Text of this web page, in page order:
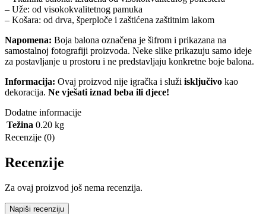
– Uže: od visokokvalitetnog pamuka
– Košara: od drva, šperploče i zaštićena zaštitnim lakom
Napomena: Boja balona označena je šifrom i prikazana na
samostalnoj fotografiji proizvoda. Neke slike prikazuju samo ideje
za postavljanje u prostoru i ne predstavljaju konkretne boje balona.
Informacija: Ovaj proizvod nije igračka i služi isključivo kao
dekoracija. Ne vješati iznad beba ili djece!
Dodatne informacije
Težina 0.20 kg
Recenzije (0)
Recenzije
Za ovaj proizvod još nema recenzija.
Napiši recenziju